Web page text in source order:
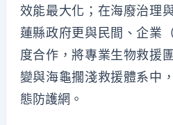
效能最大化；在海廢治理
蓮縣政府更與民間、企業
度合作，將專業生物救援
變與海龜擱淺救援體系中
態防護網。